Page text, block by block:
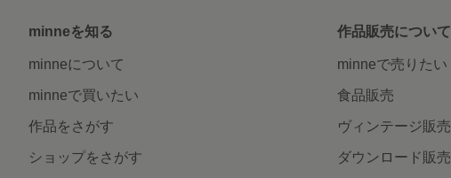
minneを知る
minneについて
minneで買いたい
作品をさがす
ショップをさがす
作品販売について
minneで売りたい
食品販売
ヴィンテージ販売
ダウンロード販売